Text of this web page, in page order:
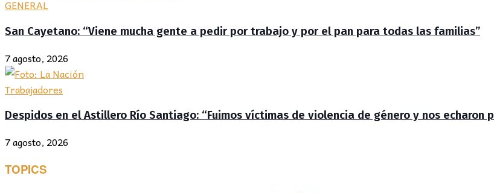
GENERAL
San Cayetano: “Viene mucha gente a pedir por trabajo y por el pan para todas las familias”
7 agosto, 2026
Trabajadores
Despidos en el Astillero Río Santiago: “Fuimos víctimas de violencia de género y nos echaron
7 agosto, 2026
TOPICS